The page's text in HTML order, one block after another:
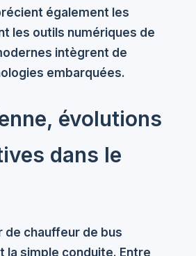
également les
les outils numériques de
intègrent de
embarquées.
évolutions
dans le
de chauffeur de bus
la simple conduite. Entre